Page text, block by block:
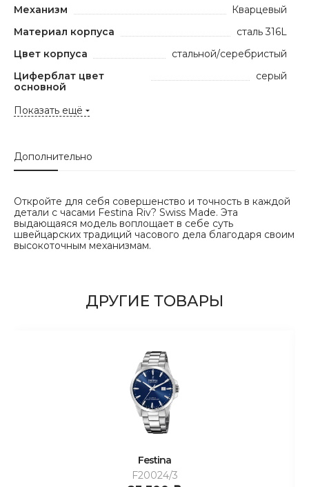
Механизм
Кварцевый
Материал корпуса
сталь 316L
Цвет корпуса
стальной/серебристый
Циферблат цвет
основной
серый
Показать ещё
Дополнительно
Откройте для себя совершенство и точность в каждой
детали с часами Festina Riv? Swiss Made. Эта
выдающаяся модель воплощает в себе суть
швейцарских традиций часового дела благодаря своим
высокоточным механизмам.
ДРУГИЕ ТОВАРЫ
Festina
F20024/3